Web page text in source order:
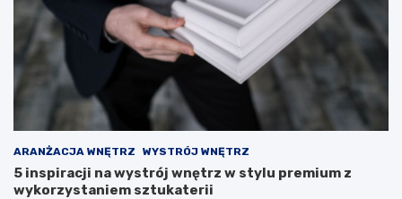
z
w
i
z
a
n
i
ARANŻACJA WNĘTRZ WYSTRÓJ WNĘTRZ
5 inspiracji na wystrój wnętrz w stylu premium z
wykorzystaniem sztukaterii